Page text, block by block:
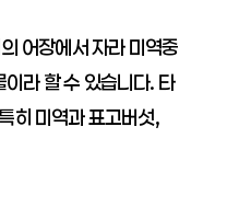
어장에서 자라 미역중
라 할 수 있습니다. 타
히 미역과 표고버섯,